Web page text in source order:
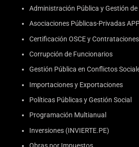
Administración Pública y Gestión de
Asociaciones Públicas-Privadas
Certificación OSCE y
Corrupción de Funcionarios
Gestión Pública en Conflictos
Importaciones y Exportaciones
Políticas Públicas y Gestión Social
Programación Multianual
Inversiones (INVIERTE.PE)